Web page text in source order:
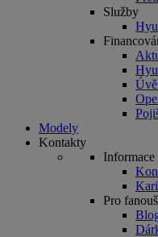
Služby
Modely
Kontakty
Informace
Pro